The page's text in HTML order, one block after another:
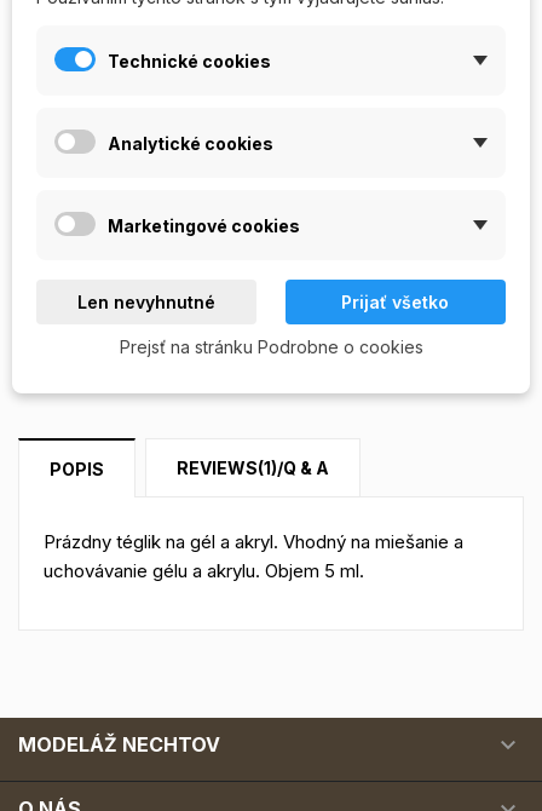
PRIDAŤ DO KOŠÍKA
Skladom
POPIS REVIEWS(1)/Q & A
Prázdny téglik na gél a akryl. Vhodný na miešanie a
uchovávanie gélu a akrylu. Objem 5 ml.
MODELÁŽ NECHTOV 
Technické cookies
Analytické cookies
Marketingové cookies
Len nevyhnutné Prijať všetko
Prejsť na stránku Podrobne o cookies